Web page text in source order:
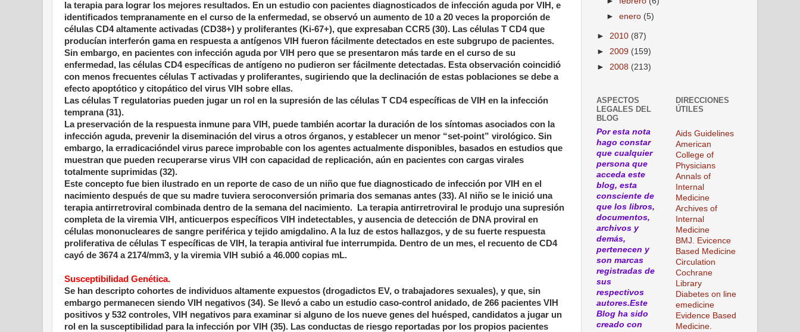
la terapia para lograr los mejores resultados. En un estudio con pacientes diagnosticados de infección aguda por VIH, e
identificados tempranamente en el curso de la enfermedad, se observó un aumento de 10 a20 veces la proporción de
células CD4 altamente activadas (CD38+) y proliferantes (Ki-67+), que expresaban CCR5 (30). Las células T CD4 que
producían interferón gama en respuesta a antígenos VIH fueron fácilmente detectados en este subgrupo de pacientes.
Sin embargo, en pacientes con infección aguda por VIH pero que se presentaron más tarde en el curso de su
enfermedad, las células CD4 específicas de antígeno no pudieron ser fácilmente detectadas. Esta observación coincidió
con menos frecuentes células T activadas y proliferantes, sugiriendo que la declinación de estas poblaciones se debe a
efecto apoptótico y citopático del virus VIH sobre ellas.
Las células T regulatorias pueden jugar un rol en la supresión de las células T CD4 específicas de VIH en la infección
temprana (31).
La preservación de la respuesta inmune para VIH, puede también acortar la duración de los síntomas asociados con la
infección aguda, prevenir la diseminación del virus a otros órganos, y establecer un menor “set-point” virológico. Sin
embargo, la erradicacióndel virus parece improbable con los agentes actualmente disponibles, basados en estudios que
muestran que pueden recuperarse virus VIH con capacidad de replicación, aún en pacientes con cargas virales
totalmente suprimidas (32).
Este concepto fue bien ilustrado en un reporte de caso de un niño que fue diagnosticado de infección por VIH en el
nacimiento después de que su madre tuviera seroconversión primaria dos semanas antes (33). Al niño se le inició una
terapia antirretroviral combinada dentro de la semana del nacimiento.
La terapia antirretroviral le produjo una supresión
completa de la viremia VIH, anticuerpos específicos VIH indetectables, y ausencia de detección de DNA proviral en
células mononucleares de sangre periférica y tejido amigdalino. A la luz de estos hallazgos, y de su fuerte respuesta
proliferativa de células T específicas de VIH, la terapia antiviral fue interrumpida. Dentro de un mes, el recuento de CD4
cayó de 3674 a2174/mm3, y la viremia VIH subió a 46.000 copias mL.
Susceptibilidad Genética.
Se han descripto cohortes de individuos altamente expuestos (drogadictos EV, o trabajadores sexuales), y que, sin
embargo permanecen siendo VIH negativos (34). Se llevó a cabo un estudio caso-control anidado, de 266 pacientes VIH
positivos y 532 controles, VIH negativos para examinar si alguno de los nueve genes del huésped, candidatos a jugar un
rol en la susceptibilidad para la infección por VIH (35). Las conductas de riesgo reportadas por los propios pacientes
►enero (5)
► 2010 (87)
► 2009 (159)
► 2008 (213)
ASPECTOS
LEGALES DEL
BLOG
Por esta nota
hago constar
que cualquier
persona que
acceda este
blog, esta
consciente de
que los libros,
documentos,
archivos y
demás,
pertenecen y
son marcas
registradas de
sus
respectivos
autores.Este
Blog ha sido
creado con
DIRECCIONES
ÚTILES
Aids Guidelines
American
College of
Physicians
Annals of
Internal
Medicine
Archives of
Internal
Medicine
BMJ. Evicence
Based Medicine
Circulation
Cochrane
Library
Diabetes on line
emedicine
Evidence Based
Medicine.